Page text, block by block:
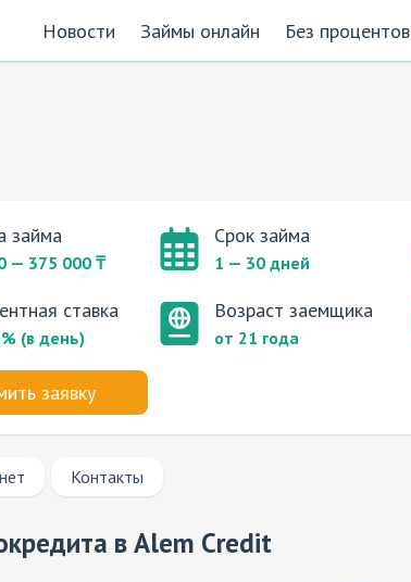
Новости Займы онлайн Без процентов
займа
— 375 000 ₸
Срок займа
1 — 30 дней
ставка
(в день)
Возраст заемщика
от 21 года
заявку
Контакты
в Alem Credit